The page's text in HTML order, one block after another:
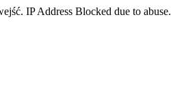
IP Address Blocked due to abuse.